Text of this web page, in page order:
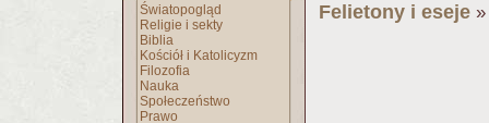
Światopogląd
Religie i sekty
Biblia
Kościół i Katolicyzm
Filozofia
Nauka
Społeczeństwo
Prawo
Felietony i eseje